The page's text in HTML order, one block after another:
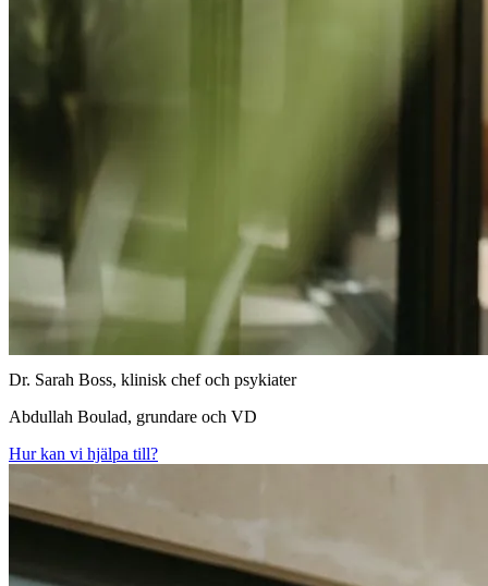
Dr. Sarah Boss, klinisk chef och psykiater
Abdullah Boulad, grundare och VD
Hur kan vi hjälpa till?